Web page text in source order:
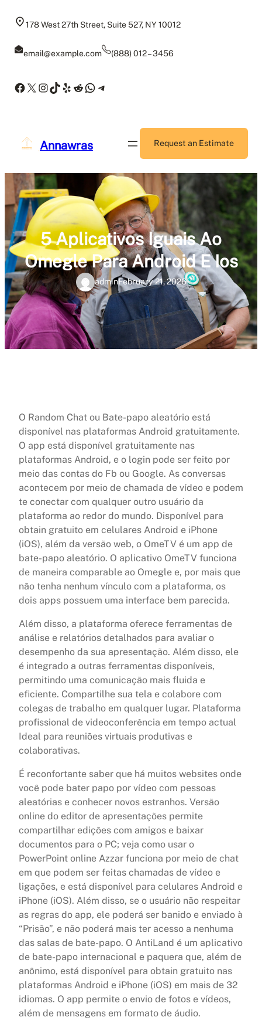
178 West 27th Street, Suite 527, NY 10012
email@example.com (888) 012 – 3456
Facebook
X Instagram
TikTok
Yelp
Reddit
WhatsApp
Telegram
Annawras Request an Estimate
5 Aplicativos Iguais Ao
Omegle Para Android E Ios
adminFebruary 21, 2026
O Random Chat ou Bate-papo aleatório está
disponível nas plataformas Android gratuitamente.
O app está disponível gratuitamente nas
plataformas Android, e o login pode ser feito por
meio das contas do Fb ou Google. As conversas
acontecem por meio de chamada de vídeo e podem
te conectar com qualquer outro usuário da
plataforma ao redor do mundo. Disponível para
obtain gratuito em celulares Android e iPhone
(iOS), além da versão web, o OmeTV é um app de
bate-papo aleatório. O aplicativo OmeTV funciona
de maneira comparable ao Omegle e, por mais que
não tenha nenhum vínculo com a plataforma, os
dois apps possuem uma interface bem parecida.
Além disso, a plataforma oferece ferramentas de
análise e relatórios detalhados para avaliar o
desempenho da sua apresentação. Além disso, ele
é integrado a outras ferramentas disponíveis,
permitindo uma comunicação mais fluida e
eficiente. Compartilhe sua tela e colabore com
colegas de trabalho em qualquer lugar. Plataforma
profissional de videoconferência em tempo actual
Ideal para reuniões virtuais produtivas e
colaborativas.
É reconfortante saber que há muitos websites onde
você pode bater papo por vídeo com pessoas
aleatórias e conhecer novos estranhos. Versão
online do editor de apresentações permite
compartilhar edições com amigos e baixar
documentos para o PC; veja como usar o
PowerPoint online Azzar funciona por meio de chat
em que podem ser feitas chamadas de vídeo e
ligações, e está disponível para celulares Android e
iPhone (iOS). Além disso, se o usuário não respeitar
as regras do app, ele poderá ser banido e enviado à
“Prisão”, e não poderá mais ter acesso a nenhuma
das salas de bate-papo. O AntiLand é um aplicativo
de bate-papo internacional e paquera que, além de
anônimo, está disponível para obtain gratuito nas
plataformas Android e iPhone (iOS) em mais de 32
idiomas. O app permite o envio de fotos e vídeos,
além de mensagens em formato de áudio.